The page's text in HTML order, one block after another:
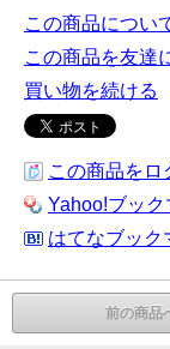
この商品につい
この商品を友達
買い物を続ける
この商品をロ
Yahoo!ブッ
はてなブック
前の商品